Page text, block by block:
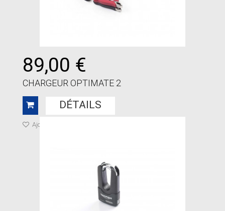
89,00 €
CHARGEUR OPTIMATE 2
DÉTAILS
Ajouter à ma liste de cadeaux